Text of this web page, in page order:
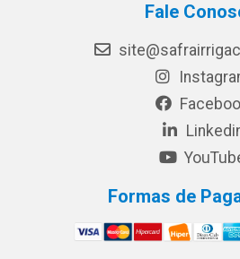
Fale
Formas de